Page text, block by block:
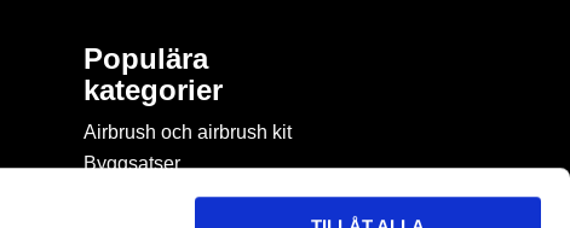
Populära
kategorier
Airbrush och airbrush kit
Byggsatser
Böcker & tidningar om